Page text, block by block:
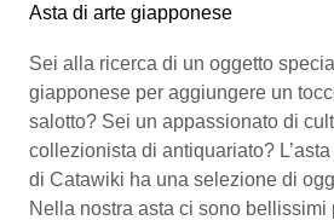
Asta di arte giapponese
Sei alla ricerca di un oggetto
giapponese per aggiungere un
salotto? Sei un appassionato di
collezionista di antiquariato?
di Catawiki ha una selezione di
Nella nostra asta ci sono bellissimi